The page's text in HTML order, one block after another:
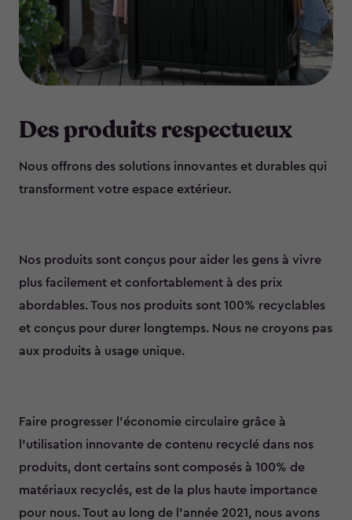
Des produits respectueux
Nous offrons des solutions innovantes et durables qui
transforment votre espace extérieur.
Nos produits sont conçus pour aider les gens à vivre
plus facilement et confortablement à des prix
abordables. Tous nos produits sont 100% recyclables
et conçus pour durer longtemps. Nous ne croyons pas
aux produits à usage unique.
Faire progresser l'économie circulaire grâce à
l’utilisation innovante de contenu recyclé dans nos
produits, dont certains sont composés à 100% de
matériaux recyclés, est de la plus haute importance
pour nous. Tout au long de l'année 2021, nous avons